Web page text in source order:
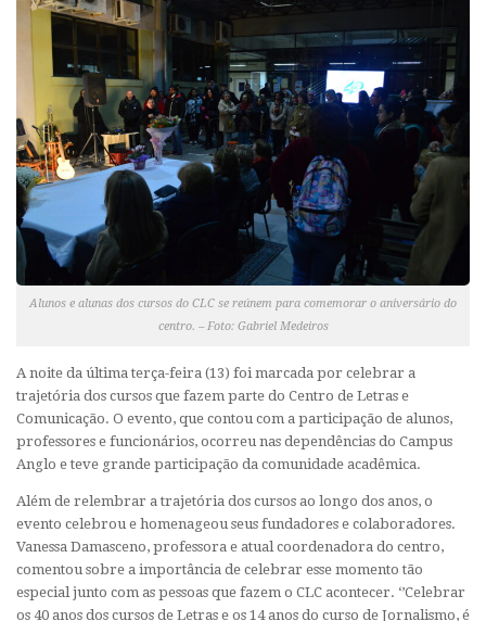
Alunos e alunas dos cursos do CLC se reúnem para comemorar o aniversário do
centro. – Foto: Gabriel Medeiros
A noite da última terça-feira (13) foi marcada por celebrar a
trajetória dos cursos que fazem parte do Centro de Letras e
Comunicação. O evento, que contou com a participação de alunos,
professores e funcionários, ocorreu nas dependências do Campus
Anglo e teve grande participação da comunidade acadêmica.
Além de relembrar a trajetória dos cursos ao longo dos anos, o
evento celebrou e homenageou seus fundadores e colaboradores.
Vanessa Damasceno, professora e atual coordenadora do centro,
comentou sobre a importância de celebrar esse momento tão
especial junto com as pessoas que fazem o CLC acontecer. ‘’Celebrar
os 40 anos dos cursos de Letras e os 14 anos do curso de Jornalismo, é